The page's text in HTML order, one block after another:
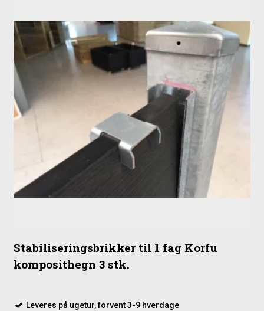
Stabiliseringsbrikker til 1 fag Korfu
komposithegn 3 stk.
Leveres på ugetur, forvent 3-9 hverdage